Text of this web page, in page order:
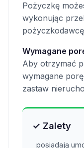
Pożyczkę
wykonując
Wymagane
Aby otrzymać
wymagane
zastaw
✓ Zalety
posiadają